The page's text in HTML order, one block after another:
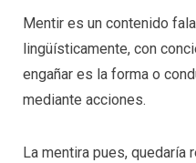
Mentir es un contenido
lingüísticamente, con
engañar es la forma o
mediante acciones.
La mentira pues, quedaría